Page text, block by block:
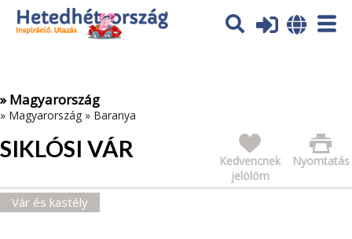
Az oldal sütiket (cookies) használ. További tájékoztatás itt:
Adatvédelmi tájékoztató
» Magyarország
» Magyarország » Baranya
SIKLÓSI VÁR Nyomtatás
Kedvencnek
jelölöm
Vár és kastély